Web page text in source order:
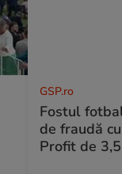
GSP.ro
Fostul
de fraudă
Profit de